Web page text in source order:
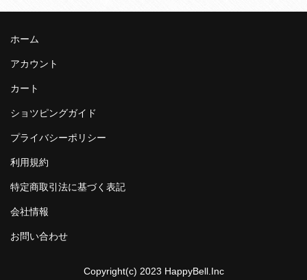
ホーム
アカウント
カート
ショツピングガイド
プライバシーポリシー
利用規約
特定商取引法に基づく表記
会社情報
お問い合わせ
Copyright(c) 2023 HappyBell.Inc